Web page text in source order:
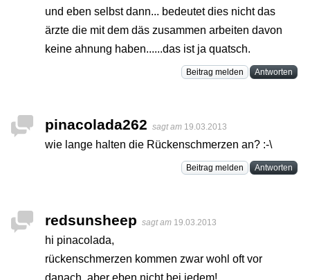
und eben selbst dann... bedeutet dies nicht das
ärzte die mit dem däs zusammen arbeiten davon
keine ahnung haben......das ist ja quatsch.
Beitrag melden Antworten
pinacolada262 sagt am 19.03.2013
wie lange halten die Rückenschmerzen an? :-\
Beitrag melden Antworten
redsunsheep sagt am 19.03.2013
hi pinacolada,
rückenschmerzen kommen zwar wohl oft vor